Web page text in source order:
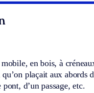
en bois, à
plaçait aux abords
pont, d’un passage, etc.